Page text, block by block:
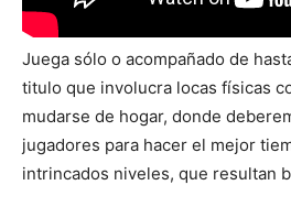
Juega sólo o acompañado de
titulo que involucra locas físicas
mudarse de hogar, donde
jugadores para hacer el mejor
intrincados niveles, que resultan